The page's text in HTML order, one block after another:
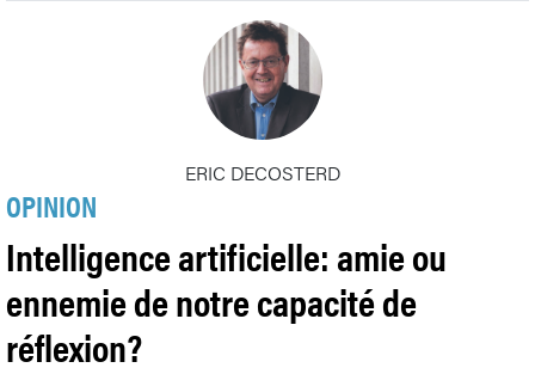
ERIC DECOSTERD
OPINION
Intelligence artificielle: amie ou
ennemie de notre capacité de
réflexion?